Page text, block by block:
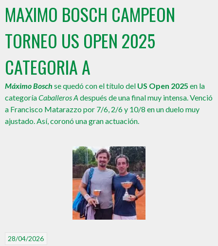
MAXIMO BOSCH CAMPEON
TORNEO US OPEN 2025
CATEGORIA A
Máximo Bosch se quedó con el título del US Open 2025 en la
categoríaCaballeros A después de una final muy intensa. Venció
a Francisco Matarazzo por 7/6, 2/6 y 10/8 en un duelo muy
ajustado. Así, coronó una gran actuación.
28/04/2026